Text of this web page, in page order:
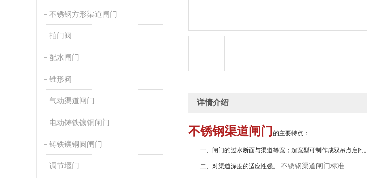
不锈钢方形渠道闸门
拍门阀
配水闸门
锥形阀
气动渠道闸门
电动铸铁镶铜闸门
铸铁镶铜圆闸门
调节堰门
详情介绍
不锈钢渠道闸门 的主要特点：
一、闸门的过水断面与渠道等宽；超宽型可制作成双吊点启闭。
二、对渠道深度的适应性强。 不锈钢渠道闸门标准